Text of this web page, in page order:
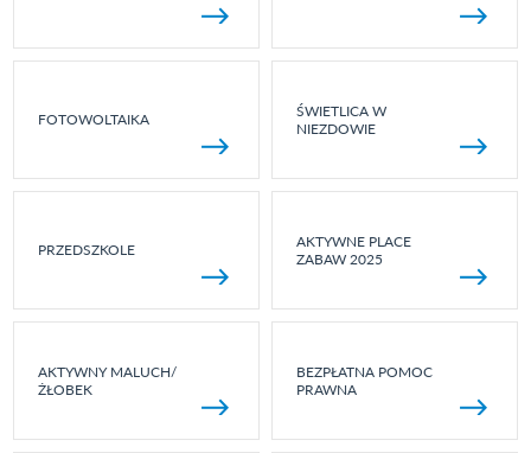
FOTOWOLTAIKA
ŚWIETLICA W
NIEZDOWIE
PRZEDSZKOLE
AKTYWNE PLACE
ZABAW 2025
AKTYWNY MALUCH/
ŻŁOBEK
BEZPŁATNA POMOC
PRAWNA